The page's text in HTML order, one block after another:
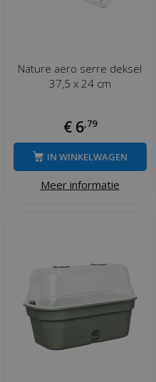
Nature aero serre deksel
37,5 x 24 cm
€ 6 79
Meer informatie
IN WINKELWAGEN